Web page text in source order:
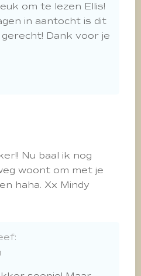
om te lezen Ellis!
in aantocht is dit
Dank voor je
Nu baal ik nog
woont om met je
haha. Xx Mindy